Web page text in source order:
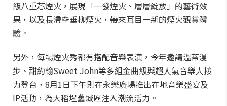
級八重芯煙火，展現「一發煙火、層層綻放」的藝術效
果，以及長滯空垂柳煙火，帶來耳目一新的煙火觀賞體
驗。
另外，每場煙火秀都有搭配音樂表演，今年邀請溫蒂漫
步、甜約翰Sweet John等多組金曲級與超人氣音樂人接
力登台，8月1日下午則在永樂廣場推出在地音樂盛宴及
IP活動，為大稻埕舊城區注入潮流活力。